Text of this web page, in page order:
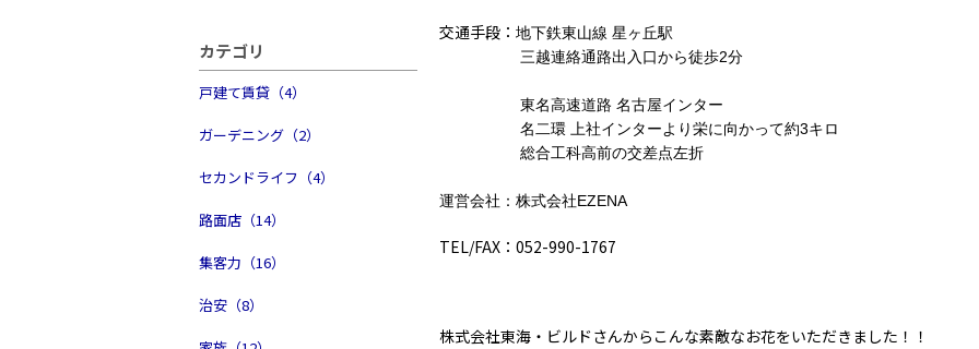
カテゴリ
戸建て賃貸（4）
ガーデニング（2）
セカンドライフ（4）
路面店（14）
集客力（16）
治安（8）
交通手段： 地下鉄東山線 星ヶ丘駅
三越連絡通路出入口から徒歩2分
東名高速道路 名古屋インター
名二環 上社インターより栄に向かって約3キロ
総合工科高前の交差点左折
運営会社：株式会社EZENA
TEL/FAX：052-990-1767
株式会社東海・ビルドさんからこんな素敵なお花をいただきました！！